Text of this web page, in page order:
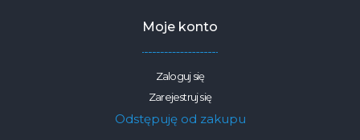
Moje konto
Zaloguj się
Zarejestruj się
Odstępuję od zakupu